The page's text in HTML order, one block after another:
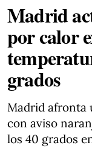
Madrid
por calor
grados
Madrid afronta
con aviso
los 40 grados